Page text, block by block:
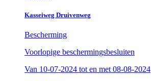
Kasseiweg Druivenweg
Bescherming
Voorlopige beschermingsbesluiten
Van 10-07-2024 tot en met 08-08-2024